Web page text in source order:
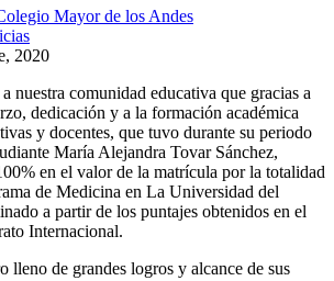
Mayor de los Andes
2020
nuestra comunidad educativa que gracias a
dedicación y a la formación académica
y docentes, que tuvo durante su periodo
María Alejandra Tovar Sánchez,
en el valor de la matrícula por la totalidad
de Medicina en La Universidad del
a partir de los puntajes obtenidos en el
Internacional.
lleno de grandes logros y alcance de sus